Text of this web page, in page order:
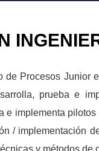
de Procesos Junior
prueba e
e implementa
/ implementación
y métodos de